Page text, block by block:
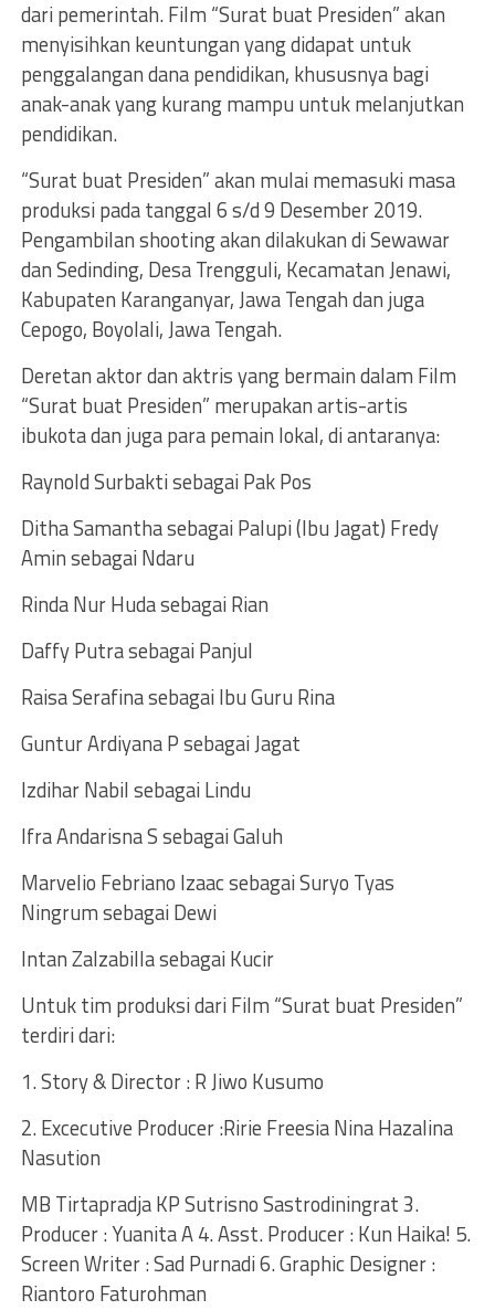
dari pemerintah. Film “Surat buat Presiden” akan
menyisihkan keuntungan yang didapat untuk
penggalangan dana pendidikan, khususnya bagi
anak-anak yang kurang mampu untuk melanjutkan
pendidikan.
“Surat buat Presiden” akan mulai memasuki masa
produksi pada tanggal 6 s/d 9 Desember 2019.
Pengambilan shooting akan dilakukan di Sewawar
dan Sedinding, Desa Trengguli, Kecamatan Jenawi,
Kabupaten Karanganyar, Jawa Tengah dan juga
Cepogo, Boyolali, Jawa Tengah.
Deretan aktor dan aktris yang bermain dalam Film
“Surat buat Presiden” merupakan artis-artis
ibukota dan juga para pemain lokal, di antaranya:
Raynold Surbakti sebagai Pak Pos
Ditha Samantha sebagai Palupi (lbu Jagat) Fredy
Amin sebagai Ndaru
Rinda Nur Huda sebagai Rian
Daffy Putra sebagai Panjul
Raisa Serafina sebagai lbu Guru Rina
Guntur Ardiyana P sebagai Jagat
lzdihar Nabil sebagai Lindu
lfra Andarisna S sebagai Galuh
MarveIio Febriano lzaac sebagai Suryo Tyas
Ningrum sebagai Dewi
lntan Zalzabilla sebagai Kucir
Untuk tim produksi dari Film “Surat buat Presiden”
terdiri dari:
1. Story & Director : R Jiwo Kusumo
2. Excecutive Producer :Ririe Freesia Nina Hazalina
Nasution
MB Tirtapradja KP Sutrisno Sastrodiningrat 3.
Producer : Yuanita A 4. Asst. Producer : Kun Haika! 5.
Screen Writer : Sad Purnadi 6. Graphic Designer :
Riantoro Faturohman